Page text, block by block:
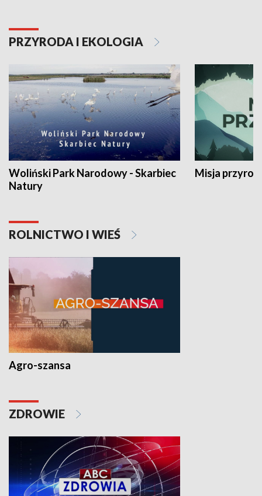
PRZYRODA I EKOLOGIA
Woliński Park Narodowy - Skarbiec
Natury
Misja
ROLNICTWO I WIEŚ
Agro-szansa
ZDROWIE